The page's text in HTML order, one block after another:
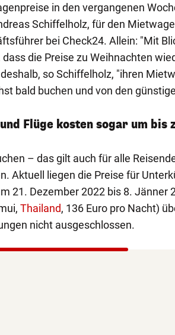
in den vergangenen
Schiffelholz, für den
bei Check24. Allein: "Mit
dass die Preise zu Weihnachten
so Schiffelholz, "ihren
bald buchen und von den
Flüge kosten sogar um bis
– das gilt auch für alle
Aktuell liegen die Preise für
21. Dezember 2022 bis 8. Jänner
Thailand, 136 Euro pro Nacht)
nicht ausgeschlossen.